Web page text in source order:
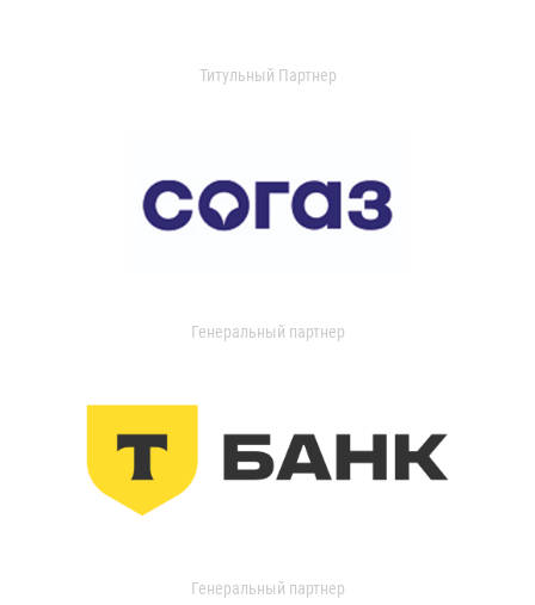
Титульный Партнер
Генеральный партнер
Генеральный партнер